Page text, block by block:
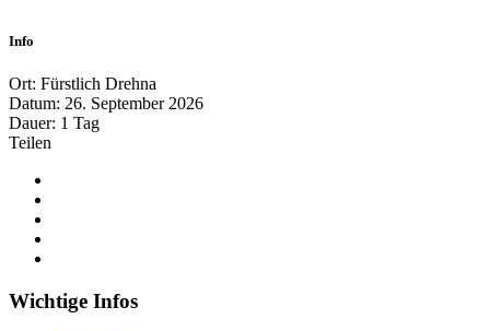
Info
Ort: Fürstlich Drehna
Datum: 26. September 2026
Dauer: 1 Tag
Teilen
Wichtige Infos